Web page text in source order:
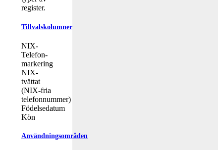
register.
Tillvalskolumner
NIX-
Telefon-
markering
NIX-
tvättat
(NIX-fria
telefonnummer)
Födelsedatum
Kön
Användningsområden